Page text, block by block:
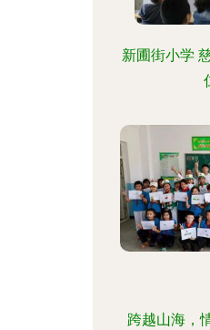
新圃街小学
跨越山海，